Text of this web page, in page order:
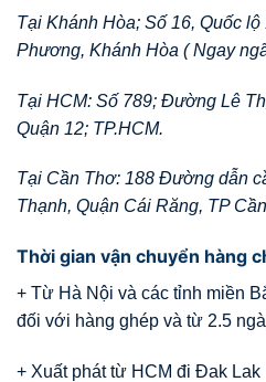
Tại Khánh Hòa; Số 16, Quốc
Phương, Khánh Hòa ( Ngay
Tại HCM: Số 789; Đường Lê
Quận 12; TP.HCM.
Tại Cần Thơ: 188 Đường dẫn
Thạnh, Quận Cái Răng, TP
Thời gian vận chuyển hàng
+ Từ Hà Nội và các tỉnh miền
đối với hàng ghép và từ 2.5
+ Xuất phát từ HCM đi Đak